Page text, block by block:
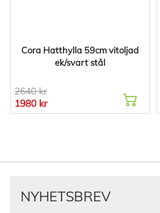
Cora Hatthylla 59cm vitoljad
ek/svart stål
2640 kr
1980 kr
NYHETSBREV